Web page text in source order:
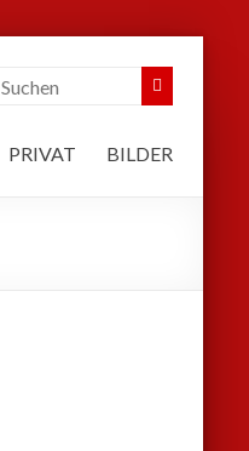
PRIVAT BILDER